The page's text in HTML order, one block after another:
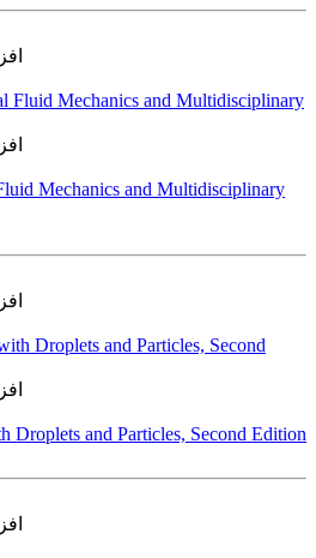
Mechanics and Multidisciplinary
Droplets and Particles, Second Edition